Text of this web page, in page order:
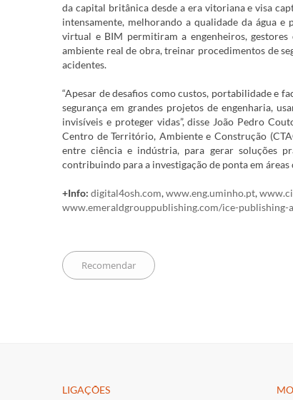
da capital britânica desde a era vitoriana e visa
intensamente, melhorando a qualidade da água
virtual e BIM permitiram a engenheiros,
ambiente real de obra, treinar procedimentos de
acidentes.
“Apesar de desafios como custos, portabilidade e
segurança em grandes projetos de engenharia,
invisíveis e proteger vidas”, disse João Pedro
Centro de Território, Ambiente e Construção
entre ciência e indústria, para gerar soluções
contribuindo para a investigação de ponta em
+Info: digital4osh.com,www.eng.uminho.pt,
www.emeraldgrouppublishing.com/ice-publishing-
LIGAÇÕES​